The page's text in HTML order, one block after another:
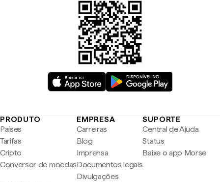
PRODUTO
Países
Tarifas
Cripto
Conversor de moedas
EMPRESA
Carreiras
Blog
Imprensa
Documentos legais
Divulgações
SUPORTE
Central de Ajuda
Status
Baixe o app Morse